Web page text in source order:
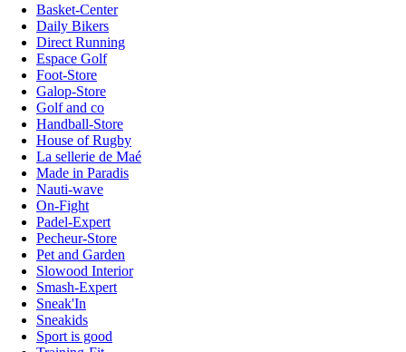
Basket-Center
Daily Bikers
Direct Running
Espace Golf
Foot-Store
Galop-Store
Golf and co
Handball-Store
House of Rugby
La sellerie de Maé
Made in Paradis
Nauti-wave
On-Fight
Padel-Expert
Pecheur-Store
Pet and Garden
Slowood Interior
Smash-Expert
Sneak'In
Sneakids
Sport is good